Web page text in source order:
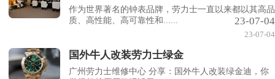
作为世界著名的钟表品牌，劳力士一直以来都以其高品
质、高性能、高可靠性和......
23-07-04
23-07-04
国外牛人改装劳力士绿金
广州劳力士维修中心 分享：国外牛人改装绿金迪，你